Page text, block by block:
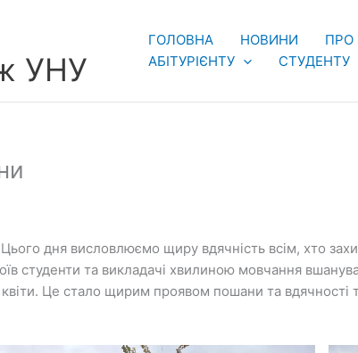
УНУ
ГОЛОВНА НОВИНИ ПРО
АБІТУРІЄНТУ
СТУДЕНТУ
дня висловлюємо щиру вдячність всім, хто
студенти та викладачі хвилиною мовчання
квіти. Це стало щирим проявом пошани та